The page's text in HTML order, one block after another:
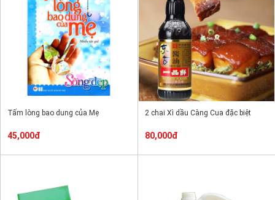
Tấm lòng bao dung của Mẹ
45,000đ
2 chai Xì dầu Càng Cua đặc biệt
80,000đ